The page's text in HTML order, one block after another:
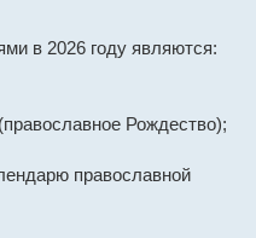
в 2026 году являются:
Рождество);
православной